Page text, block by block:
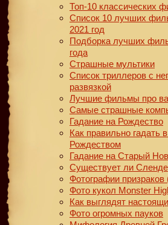
Топ-10 классических
Список 10 лучших
2021 год
Подборка лучших
года
Страшные мультики
Список триллеров с
развязкой
Лучшие фильмы про
Самые страшные
Гадание на Рождество
Как правильно гадать
Рождеством
Гадание на Старый
Существует ли
Фотографии призраков
Фото кукол Monster
Как выглядят
Фото огромных пауков